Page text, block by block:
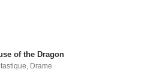
of the Dragon
, Drame